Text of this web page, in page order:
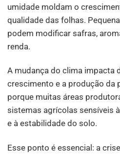
umidade moldam o
qualidade das folhas.
podem modificar safras,
renda.
A mudança do clima impacta
crescimento e a produção da
porque muitas áreas
sistemas agrícolas sensíveis
e à estabilidade do solo.
Esse ponto é essencial: a